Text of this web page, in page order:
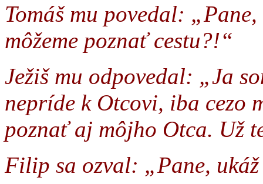
Tomáš mu povedal:
môžeme poznať cestu?!“
Ježiš mu odpovedal: „Ja
nepríde k Otcovi, iba cezo
poznať aj môjho Otca. Už
Filip sa ozval: „Pane,